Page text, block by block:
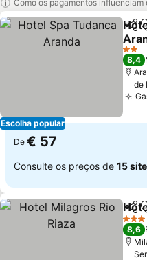
Como os pagamentos influenciam
Escolha popular
Ver
2
8,4
de
De € 57
Consulte os preços de 15
3
8,6